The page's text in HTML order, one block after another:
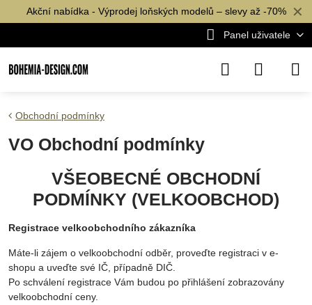
✕
Akční nabídka - Výprodej loňských modelů – slevy až -70%
Panel uživatele
Obchodní podmínky
VO Obchodní podmínky
VŠEOBECNÉ OBCHODNÍ
PODMÍNKY (VELKOOBCHOD)
Registrace velkoobchodního zákazníka
Máte-li zájem o velkoobchodní odběr, proveďte registraci v e-
shopu a uveďte své IČ, případně DIČ.
Po schválení registrace Vám budou po přihlášení zobrazovány
velkoobchodní ceny.